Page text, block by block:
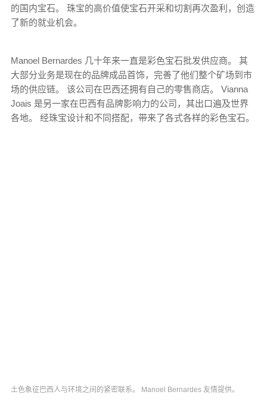
的国内宝石。 珠宝的高价值使宝石开采和切割再次盈利，创造
了新的就业机会。
Manoel Bernardes 几十年来一直是彩色宝石批发供应商。 其
大部分业务是现在的品牌成品首饰，完善了他们整个矿场到市
场的供应链。 该公司在巴西还拥有自己的零售商店。 Vianna
Joais 是另一家在巴西有品牌影响力的公司，其出口遍及世界
各地。 经珠宝设计和不同搭配，带来了各式各样的彩色宝石。
土色象征巴西人与环境之间的紧密联系。 Manoel Bernardes 友情提供。